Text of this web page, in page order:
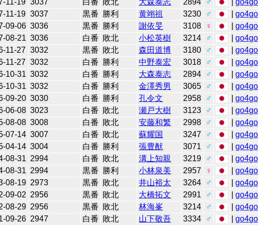
11-19 3037 黒番 勝利 黄翊祖 3230 ♂ |go4go
09-06 3036 黒番 勝利 謝依旻 3108 ♀ |go4go
08-21 3036 白番 敗北 小松英樹 3214 ♂ |go4go
11-27 3032 黒番 敗北 森田道博 3180 ♂ |go4go
11-27 3032 白番 勝利 中野泰宏 3018 ♂ |go4go
10-31 3032 白番 勝利 大森泰志 2894 ♂ |go4go
10-31 3032 白番 勝利 金澤秀男 3065 ♂ |go4go
09-20 3030 白番 勝利 孔令文 2958 ♂ |go4go
06-08 3023 白番 敗北 瀬戸大樹 3123 ♂ |go4go
08-08 3008 白番 敗北 安藤和繁 2998 ♂ |go4go
07-14 3007 白番 敗北 蘇耀国 3247 ♂ |go4go
04-14 3004 白番 勝利 張豊猷 3071 ♂ |go4go
08-31 2994 白番 敗北 溝上知親 3219 ♂ |go4go
08-31 2994 黒番 勝利 小林泉美 2957 ♀ |go4go
08-19 2973 黒番 敗北 井山裕太 3264 ♂ |go4go
09-02 2956 黒番 敗北 大橋拓文 2991 ♂ |go4go
08-29 2956 黒番 敗北 林海峯 3214 ♂ |go4go
09-26 2947 白番 敗北 山下敬吾 3334 ♂ |go4go